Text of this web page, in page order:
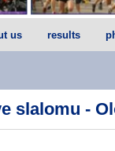
us results
slalomu -